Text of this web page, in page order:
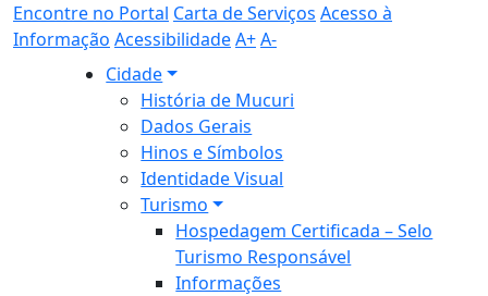
Encontre no Portal Carta de Serviços Acesso à
Informação AcessibilidadeA+A-
Cidade
História de Mucuri
Dados Gerais
Hinos e Símbolos
Identidade Visual
Turismo
Hospedagem Certificada – Selo
Turismo Responsável
Informações